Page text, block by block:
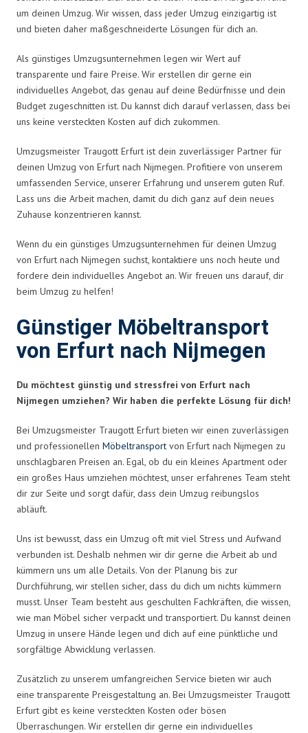
um deinen Umzug. Wir wissen, dass jeder Umzug einzigartig ist
und bieten daher maßgeschneiderte Lösungen für dich an.
Als günstiges Umzugsunternehmen legen wir Wert auf
transparente und faire Preise. Wir erstellen dir gerne ein
individuelles Angebot, das genau auf deine Bedürfnisse und dein
Budget zugeschnitten ist. Du kannst dich darauf verlassen, dass bei
uns keine versteckten Kosten auf dich zukommen.
Umzugsmeister Traugott Erfurt ist dein zuverlässiger Partner für
deinen Umzug von Erfurt nach Nijmegen. Profitiere von unserem
umfassenden Service, unserer Erfahrung und unserem guten Ruf.
Lass uns die Arbeit machen, damit du dich ganz auf dein neues
Zuhause konzentrieren kannst.
Wenn du ein günstiges Umzugsunternehmen für deinen Umzug
von Erfurt nach Nijmegen suchst, kontaktiere uns noch heute und
fordere dein individuelles Angebot an. Wir freuen uns darauf, dir
beim Umzug zu helfen!
Günstiger Möbeltransport
von Erfurt nach Nijmegen
Du möchtest günstig und stressfrei von Erfurt nach
Nijmegen umziehen? Wir haben die perfekte Lösung für dich!
Bei Umzugsmeister Traugott Erfurt bieten wir einen zuverlässigen
und professionellen Möbeltransport von Erfurt nach Nijmegen zu
unschlagbaren Preisen an. Egal, ob du ein kleines Apartment oder
ein großes Haus umziehen möchtest, unser erfahrenes Team steht
dir zur Seite und sorgt dafür, dass dein Umzug reibungslos
abläuft.
Uns ist bewusst, dass ein Umzug oft mit viel Stress und Aufwand
verbunden ist. Deshalb nehmen wir dir gerne die Arbeit ab und
kümmern uns um alle Details. Von der Planung bis zur
Durchführung, wir stellen sicher, dass du dich um nichts kümmern
musst. Unser Team besteht aus geschulten Fachkräften, die wissen,
wie man Möbel sicher verpackt und transportiert. Du kannst deinen
Umzug in unsere Hände legen und dich auf eine pünktliche und
sorgfältige Abwicklung verlassen.
Zusätzlich zu unserem umfangreichen Service bieten wir auch
eine transparente Preisgestaltung an. Bei Umzugsmeister Traugott
Erfurt gibt es keine versteckten Kosten oder bösen
Überraschungen. Wir erstellen dir gerne ein individuelles